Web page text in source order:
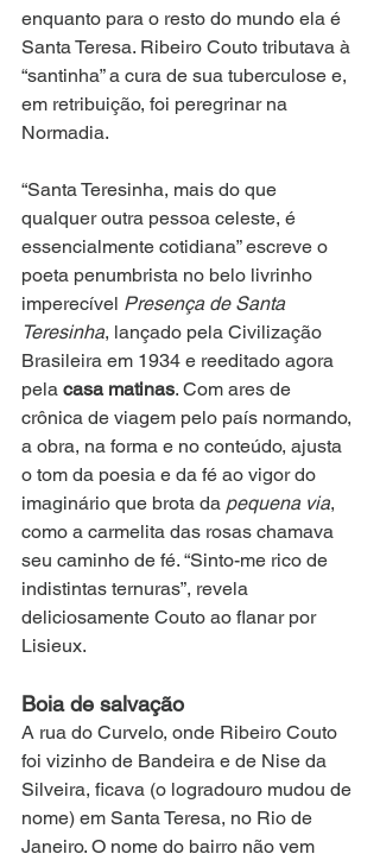
enquanto para o resto do mundo ela é
Santa Teresa. Ribeiro Couto tributava à
“santinha” a cura de sua tuberculose e,
em retribuição, foi peregrinar na
Normadia.
“Santa Teresinha, mais do que
qualquer outra pessoa celeste, é
essencialmente cotidiana” escreve o
poeta penumbrista no belo livrinho
imperecível Presença de Santa
Teresinha, lançado pela Civilização
Brasileira em 1934 e reeditado agora
pela casa matinas. Com ares de
crônica de viagem pelo país normando,
a obra, na forma e no conteúdo, ajusta
o tom da poesia e da fé ao vigor do
imaginário que brota da pequena via,
como a carmelita das rosas chamava
seu caminho de fé. “Sinto-me rico de
indistintas ternuras”, revela
deliciosamente Couto ao flanar por
Lisieux.
Boia de salvação
A rua do Curvelo, onde Ribeiro Couto
foi vizinho de Bandeira e de Nise da
Silveira, ficava (o logradouro mudou de
nome) em Santa Teresa, no Rio de
Janeiro. O nome do bairro não vem